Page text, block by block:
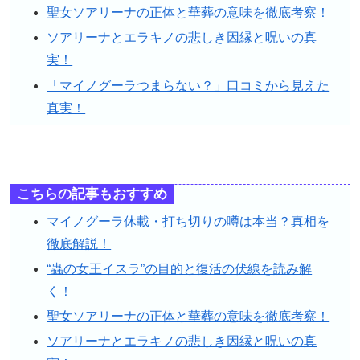
聖女ソアリーナの正体と華葬の意味を徹底考察！
ソアリーナとエラキノの悲しき因縁と呪いの真
実！
「マイノグーラつまらない？」口コミから見えた
真実！
こちらの記事もおすすめ
マイノグーラ休載・打ち切りの噂は本当？真相を
徹底解説！
“蟲の女王イスラ”の目的と復活の伏線を読み解
く！
聖女ソアリーナの正体と華葬の意味を徹底考察！
ソアリーナとエラキノの悲しき因縁と呪いの真